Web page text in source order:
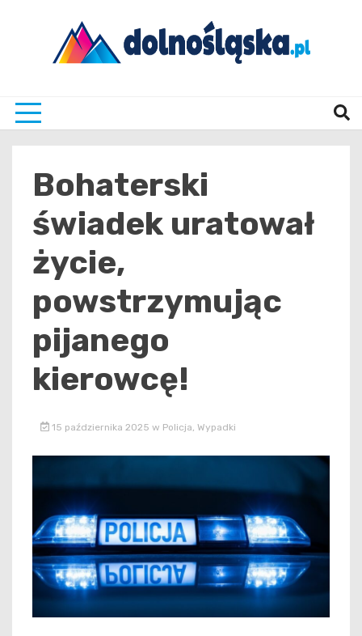
Bohaterski
świadek uratował
życie,
powstrzymując
pijanego
kierowcę!
15 października 2025 w Policja Wypadki